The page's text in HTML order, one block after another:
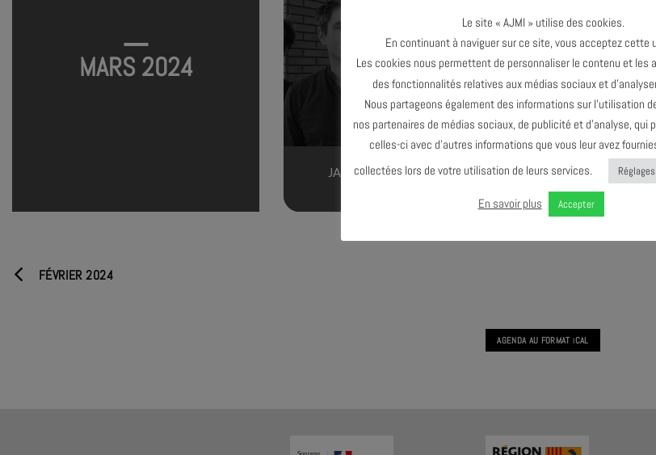
MARS 2024
JAZZ EXPERIENCE – PASCAL
TERMINÉ
FÉVRIER 2024
AGENDA AU FORMATICAL
Le site « AJMI » utilise des cookies.
En continuant à naviguer sur ce site, vous acceptez cette
Les cookies nous permettent de personnaliser le contenu et les
des fonctionnalités relatives aux médias sociaux et
Nous partageons également des informations sur l’utilisation
nos partenaires de médias sociaux, de publicité et d’analyse, qui
celles-ci avec d’autres informations que vous leur avez
collectées lors de votre utilisation de leurs services.
En savoir plus Accepter